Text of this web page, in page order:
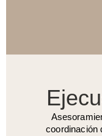
coordinación